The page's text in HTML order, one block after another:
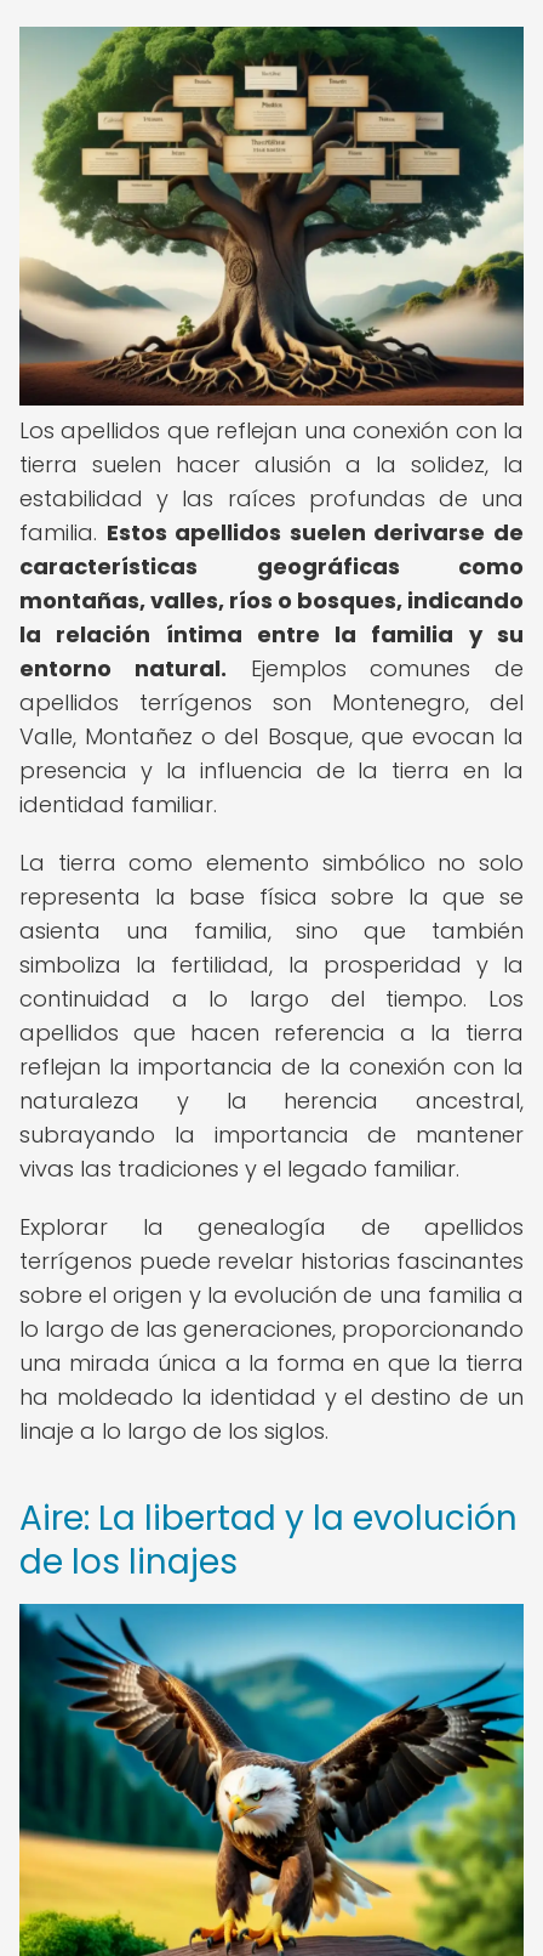
Los apellidos que reflejan una conexión con la
tierra suelen hacer alusión a la solidez, la
estabilidad y las raíces profundas de una
familia. Estos apellidos suelen derivarse de
características geográficas como
montañas, valles, ríos o bosques, indicando
la relación íntima entre la familia y su
entorno natural. Ejemplos comunes de
apellidos terrígenos son Montenegro, del
Valle, Montañez o del Bosque, que evocan la
presencia y la influencia de la tierra en la
identidad familiar.
La tierra como elemento simbólico no solo
representa la base física sobre la que se
asienta una familia, sino que también
simboliza la fertilidad, la prosperidad y la
continuidad a lo largo del tiempo. Los
apellidos que hacen referencia a la tierra
reflejan la importancia de la conexión con la
naturaleza y la herencia ancestral,
subrayando la importancia de mantener
vivas las tradiciones y el legado familiar.
Explorar la genealogía de apellidos
terrígenos puede revelar historias fascinantes
sobre el origen y la evolución de una familia a
lo largo de las generaciones, proporcionando
una mirada única a la forma en que la tierra
ha moldeado la identidad y el destino de un
linaje a lo largo de los siglos.
Aire: La libertad y la evolución
de los linajes